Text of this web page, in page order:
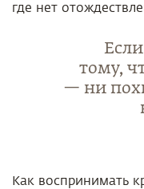
где нет
тому,
— ни
Как воспринимать